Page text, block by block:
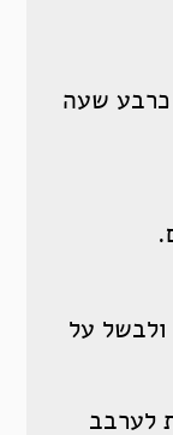
שעה
על
לערבב